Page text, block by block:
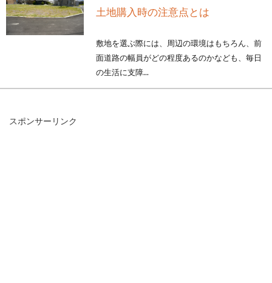
土地購入時の注意点とは
敷地を選ぶ際には、周辺の環境はもちろん、前
面道路の幅員がどの程度あるのかなども、毎日
の生活に支障...
スポンサーリンク